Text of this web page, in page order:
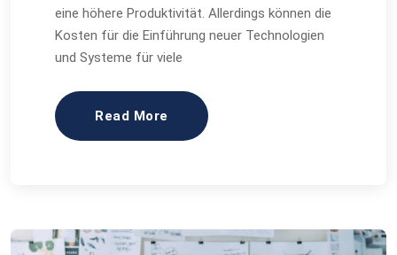
eine höhere Produktivität. Allerdings können die
Kosten für die Einführung neuer Technologien
und Systeme für viele
Read More